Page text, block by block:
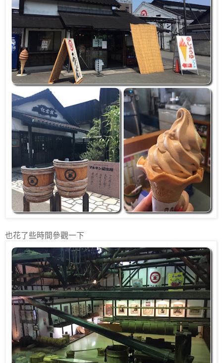
也花了些時間參觀一下